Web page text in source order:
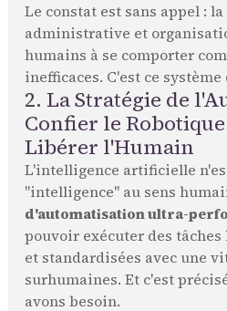
Le constat est sans appel :
administrative et
humains à se comporter
inefficaces. C'est ce
2. La Stratégie de
Confier le
Libérer l'Humain
L'intelligence artificielle
"intelligence" au sens
d'automatisation ultra-
pouvoir exécuter des
et standardisées avec une
surhumaines. Et c'est
avons besoin.